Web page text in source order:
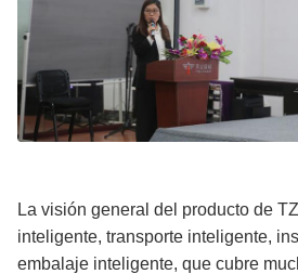
La visión general del producto de
inteligente, transporte inteligente,
embalaje inteligente, que cubre